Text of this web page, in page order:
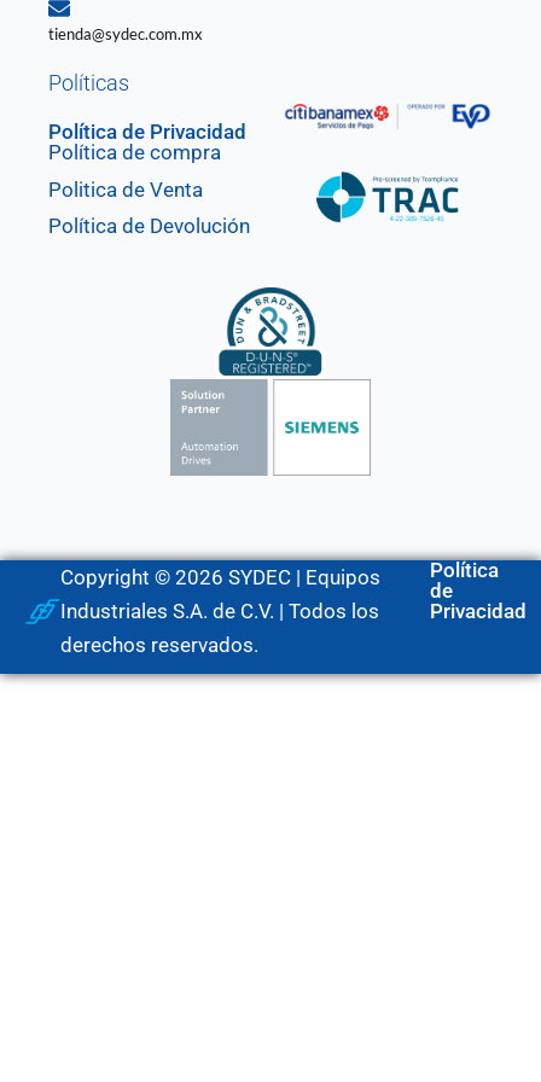
tienda@sydec.com.mx
Políticas
Política de Privacidad
Política de compra
Politica de Venta
Política de Devolución
Copyright © 2026 SYDEC | Equipos
Industriales S.A. de C.V. | Todos los
derechos reservados.
Política
de
Privacidad